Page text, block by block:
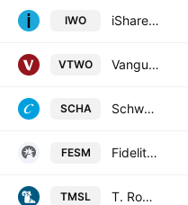
IWO iShares Russell 2000 Growth ETF
VTWO Vanguard Russell 2000 ETF
SCHA Schwab U.S. Small-Cap ETF
FESM Fidelity Enhanced Small Cap Core ETF
TMSL T. Rowe Price Small-Mid Cap ETF